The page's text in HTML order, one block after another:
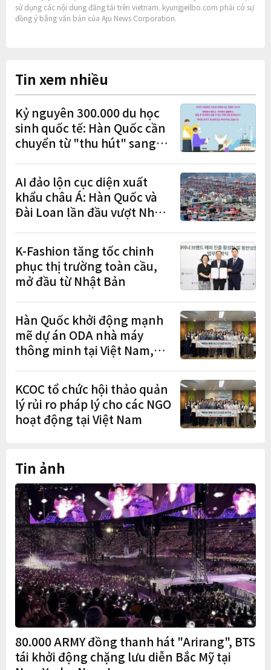
sử dụng các nội dung đăng tải trên vietnam. kyungjeilbo.com phải có sự
đồng ý bằng văn bản của Aju News Corporation.
Tin xem nhiều
Kỷ nguyên 300.000 du học
sinh quốc tế: Hàn Quốc cần
chuyển từ "thu hút" sang
cư"
AI đảo lộn cục diện xuất
khẩu châu Á: Hàn Quốc và
Đài Loan lần đầu vượt Nhật
K-Fashion tăng tốc chinh
phục thị trường toàn cầu,
mở đầu từ Nhật Bản
Hàn Quốc khởi động mạnh
mẽ dự án ODA nhà máy
thông minh tại Việt Nam,
KCOC tổ chức hội thảo quản
lý rủi ro pháp lý cho các NGO
hoạt động tại Việt Nam
Tin ảnh
80.000 ARMY đồng thanh hát "Arirang", BTS
tái khởi động chặng lưu diễn Bắc Mỹ tại